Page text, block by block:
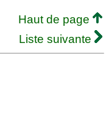
Haut de page
Liste suivante